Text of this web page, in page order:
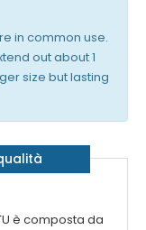
in common use.
out about 1
size but lasting
è composta da